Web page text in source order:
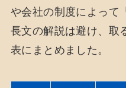
や会社の制度によって
長文の解説は避け、取
表にまとめました。